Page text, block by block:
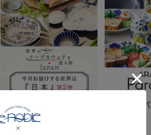
世界のテーブルウェアを
巡る旅 ー 日本ブランド
と世界の名品 第2弾 ー
アラビア